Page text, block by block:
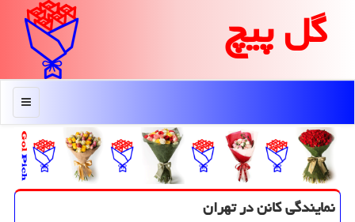
گل پیچ
منو
نمایندگی كانن در تهران